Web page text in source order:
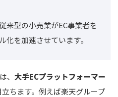
来型の小売業がEC事業者を
化を加速させています。
、 大手ECプラットフォーマー
立ちます。例えば楽天グループ